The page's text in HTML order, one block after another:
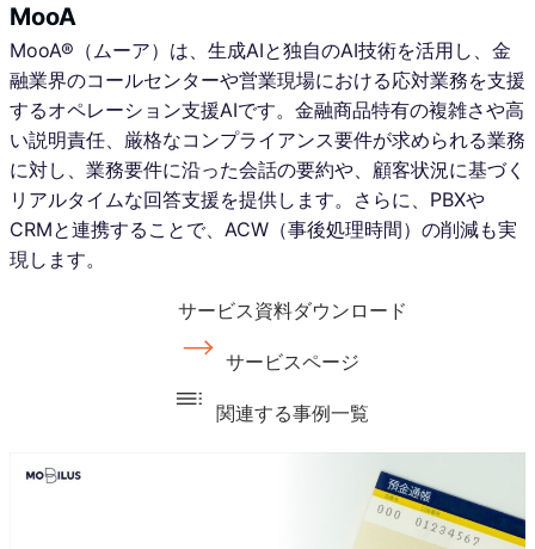
MooA
MooA®（ムーア）は、生成AIと独自のAI技術を活用し、金
融業界のコールセンターや営業現場における応対業務を支援
するオペレーション支援AIです。金融商品特有の複雑さや高
い説明責任、厳格なコンプライアンス要件が求められる業務
に対し、業務要件に沿った会話の要約や、顧客状況に基づく
リアルタイムな回答支援を提供します。さらに、PBXや
CRMと連携することで、ACW（事後処理時間）の削減も実
現します。
サービス資料ダウンロード
サービスページ
関連する事例一覧